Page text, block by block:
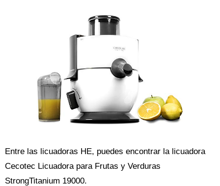
Entre las licuadoras HE, puedes encontrar la licuadora
Cecotec Licuadora para Frutas y Verduras
StrongTitanium 19000.